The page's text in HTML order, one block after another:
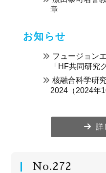
章
お知らせ
フュージョン
「HF共同研究
核融合科学研
2024（2024年
詳
No.272